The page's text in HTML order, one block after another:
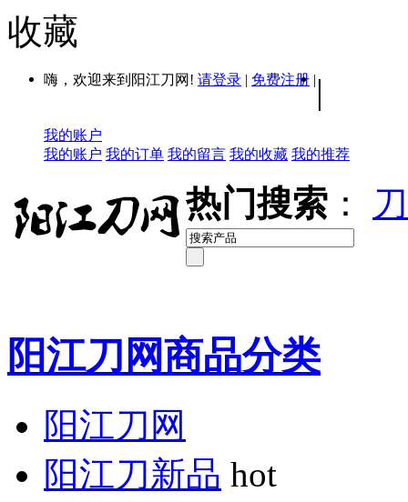
收藏
嗨，欢迎来到阳江刀网! 请登录 | 免费注册 | |
我的账户
我的账户 我的订单 我的留言 我的收藏 我的推荐
热门搜索 ：
阳江刀网商品分类
阳江刀网
阳江刀新品 hot